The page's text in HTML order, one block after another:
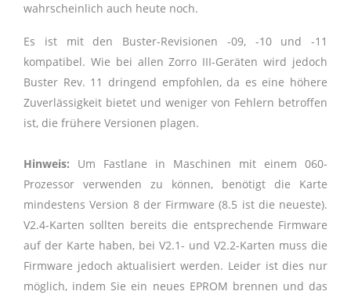
wahrscheinlich auch heute noch.
Es ist mit den Buster-Revisionen -09, -10 und -11
kompatibel. Wie bei allen Zorro III-Geräten wird jedoch
Buster Rev. 11 dringend empfohlen, da es eine höhere
Zuverlässigkeit bietet und weniger von Fehlern betroffen
ist, die frühere Versionen plagen.
Hinweis: Um Fastlane in Maschinen mit einem 060-
Prozessor verwenden zu können, benötigt die Karte
mindestens Version 8 der Firmware (8.5 ist die neueste).
V2.4-Karten sollten bereits die entsprechende Firmware
auf der Karte haben, bei V2.1- und V2.2-Karten muss die
Firmware jedoch aktualisiert werden. Leider ist dies nur
möglich, indem Sie ein neues EPROM brennen und das